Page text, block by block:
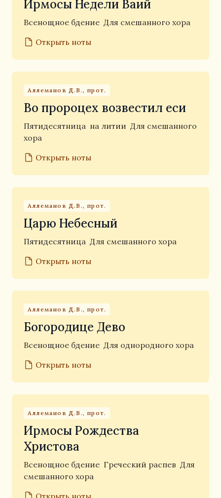
Ирмосы Недели Ваий
Всенощное бдение Для смешанного хора
Открыть ноты
Аллеманов Д.В., прот.
Во пророцех возвестил еси
Пятидесятница на литии Для смешанного
хора
Открыть ноты
Аллеманов Д.В., прот.
Царю Небесный
Пятидесятница Для смешанного хора
Открыть ноты
Аллеманов Д.В., прот.
Богородице Дево
Всенощное бдение Для однородного хора
Открыть ноты
Аллеманов Д.В., прот.
Ирмосы Рождества
Христова
Всенощное бдение Греческий распев Для
смешанного хора
Открыть ноты